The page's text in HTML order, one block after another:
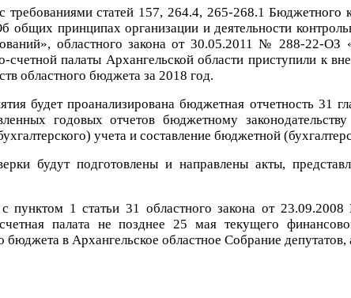
требованиями статей 157, 264.4, 265-268.1 Бюджетного
принципах организации и деятельности
областного закона от 30.05.2011 № 288-22-ОЗ
счетной палаты Архангельской области приступили к
областного бюджета за 2018 год.
будет проанализирована бюджетная отчетность 31
годовых отчетов бюджетному
учета и составление бюджетной
будут подготовлены и направлены акты,
с пунктом 1 статьи 31 областного закона от
счетная палата не позднее 25 мая текущего
бюджета в Архангельское областное Собрание